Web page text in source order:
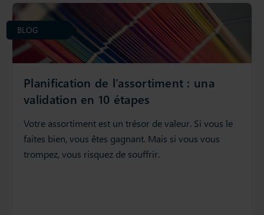
Planification de l’assortiment : una
validation en 10 étapes
Votre assortiment est un trésor de valeur. Si vous le
faites bien, vous êtes gagnant. Mais si vous vous
trompez, vous risquez de souffrir.
BLOG